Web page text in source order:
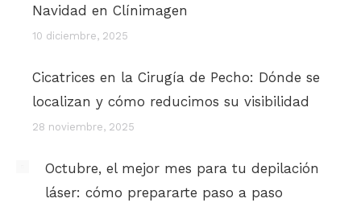
Navidad en Clínimagen
10 diciembre, 2025
Cicatrices en la Cirugía de Pecho: Dónde se
localizan y cómo reducimos su visibilidad
28 noviembre, 2025
Octubre, el mejor mes para tu depilación
láser: cómo prepararte paso a paso